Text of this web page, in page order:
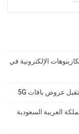
الإلكترونية في
العربية السعودية